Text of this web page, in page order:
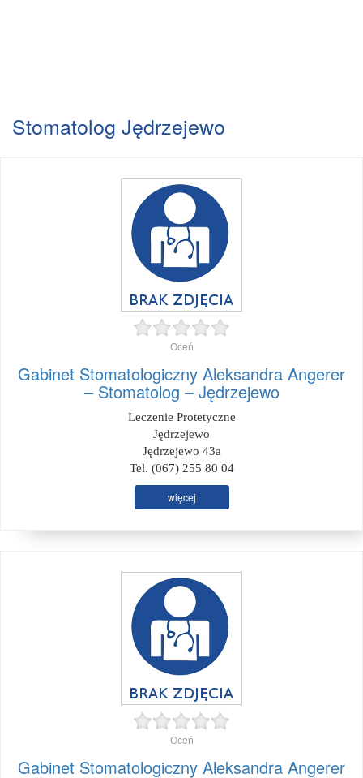
Stomatolog Jędrzejewo
Oceń
Gabinet Stomatologiczny Aleksandra Angerer
– Stomatolog – Jędrzejewo
Leczenie Protetyczne
Jędrzejewo
Jędrzejewo 43a
Tel. (067) 255 80 04
więcej
Oceń
Gabinet Stomatologiczny Aleksandra Angerer